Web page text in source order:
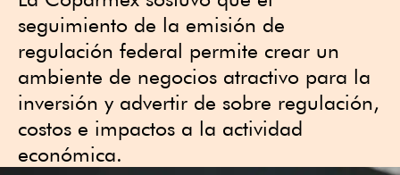
seguimiento de la emisión de
regulación federal permite crear un
ambiente de negocios atractivo para la
inversión y advertir de sobre regulación,
costos e impactos a la actividad
económica.